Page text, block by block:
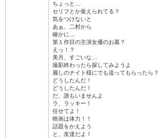
ちょっと…
セリフとか覚えられてる？
気をつけないと
あぁ、二村から
確かに…
第１作目の主演女優のお墓？
えっ！？
美月、すごいな…
撮影終わったら探してみようよ
麗しのナイト様にでも送ってもらったら？
どうしたんだ！
どうしたんだ！
だ、誰もいませんよ
ラ、ラッキー！
任せてよ！
映画は体力！！
話題をかえよう
と、友達だよ！